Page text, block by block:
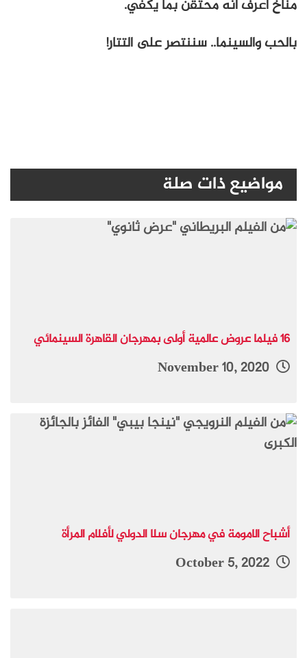
مناخ أعرف أنه محتقن بما يكفي.
بالحب والسينما.. سننتصر على التتار!
مواضيع ذات صلة
16 فيلما عروض عالمية أولى بمهرجان القاهرة السينمائي
أشباح الامومة في مهرجان سلا الدولي لأفلام المرأة